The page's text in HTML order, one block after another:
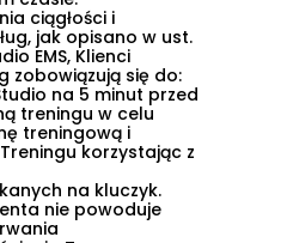
ciągłości i
jak opisano w ust.
EMS, Klienci
zobowiązują się do:
na 5 minut przed
treningu w celu
treningową i
korzystając z
na kluczyk.
nie powoduje